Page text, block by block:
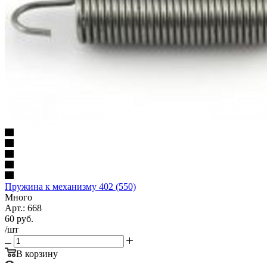
Пружина к механизму 402 (550)
Много
Арт.: 668
60 руб.
/шт
В корзину